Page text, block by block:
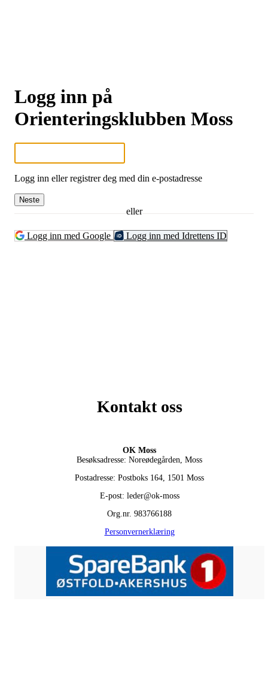
Logg inn på
Orienteringsklubben Moss
Logg inn eller registrer deg med din e-postadresse
Neste
eller
Logg inn med Google Logg inn med Idrettens ID
Kontakt oss
OK Moss
Besøksadresse: Noreødegården, Moss
Postadresse: Postboks 164, 1501 Moss
E-post: leder@ok-moss
Org.nr. 983766188
Personvernerklæring